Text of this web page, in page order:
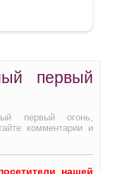
первый
первый огонь,
комментарии и
нашей